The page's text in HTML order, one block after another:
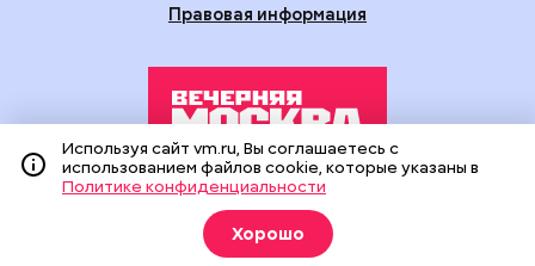
Правовая информация
Издание создано при финансовой поддержке Департамента
средств массовой информации и рекламы города Москвы.
На сайте применяются рекомендательные технологии
(информационные технологии предоставления информации
Используя сайт vm.ru, Вы соглашаетесь с
использованием файлов cookie, которые указаны в
Политике конфиденциальности
Хорошо